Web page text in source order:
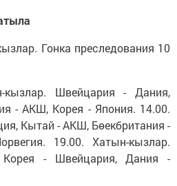
Гонка преследования 10
кызлар. Швейцария - Дания,
- АКШ, Корея - Япония. 14.00.
Кытай - АКШ, Бөекбритания -
19.00. Хатын-кызлар.
- Швейцария, Дания -